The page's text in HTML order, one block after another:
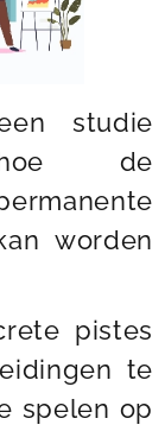
studie
de
worden
pistes
te
spelen op